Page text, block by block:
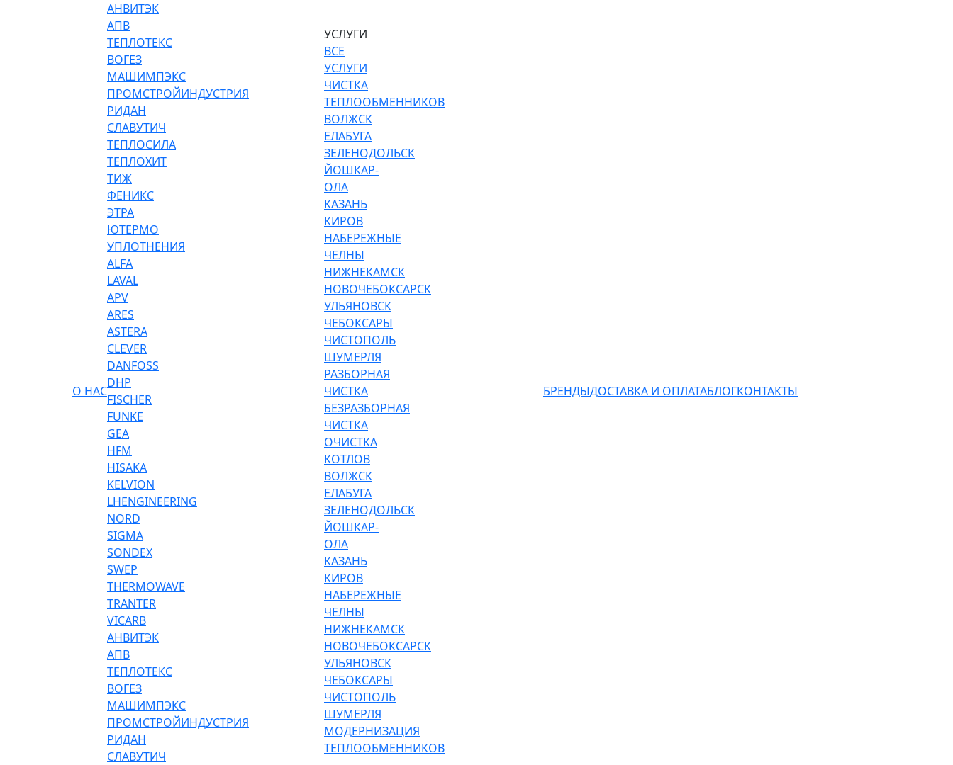
О НАС
АНВИТЭК
АПВ
ТЕПЛОТЕКС
ВОГЕЗ
МАШИМПЭКС
ПРОМСТРОЙИНДУСТРИЯ
РИДАН
СЛАВУТИЧ
ТЕПЛОСИЛА
ТЕПЛОХИТ
ТИЖ
ФЕНИКС
ЭТРА
ЮТЕРМО
УПЛОТНЕНИЯ
ALFA
LAVAL
APV
ARES
ASTERA
CLEVER
DANFOSS
DHP
FISCHER
FUNKE
GEA
HFM
HISAKA
KELVION
LHENGINEERING
NORD
SIGMA
SONDEX
SWEP
THERMOWAVE
TRANTER
VICARB
АНВИТЭК
АПВ
ТЕПЛОТЕКС
ВОГЕЗ
МАШИМПЭКС
ПРОМСТРОЙИНДУСТРИЯ
РИДАН
СЛАВУТИЧ
УСЛУГИ
ВСЕ
УСЛУГИ
ЧИСТКА
ТЕПЛООБМЕННИКОВ
ВОЛЖСК
ЕЛАБУГА
ЗЕЛЕНОДОЛЬСК
ЙОШКАР-
ОЛА
КАЗАНЬ
КИРОВ
НАБЕРЕЖНЫЕ
ЧЕЛНЫ
НИЖНЕКАМСК
НОВОЧЕБОКСАРСК
УЛЬЯНОВСК
ЧЕБОКСАРЫ
ЧИСТОПОЛЬ
ШУМЕРЛЯ
РАЗБОРНАЯ
ЧИСТКА
БЕЗРАЗБОРНАЯ
ЧИСТКА
ОЧИСТКА
КОТЛОВ
ВОЛЖСК
ЕЛАБУГА
ЗЕЛЕНОДОЛЬСК
ЙОШКАР-
ОЛА
КАЗАНЬ
КИРОВ
НАБЕРЕЖНЫЕ
ЧЕЛНЫ
НИЖНЕКАМСК
НОВОЧЕБОКСАРСК
УЛЬЯНОВСК
ЧЕБОКСАРЫ
ЧИСТОПОЛЬ
ШУМЕРЛЯ
МОДЕРНИЗАЦИЯ
ТЕПЛООБМЕННИКОВ
БРЕНДЫДОСТАВКА И ОПЛАТАБЛОГКОНТАКТЫ